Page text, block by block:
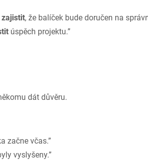
zajistit, že balíček bude doručen na
úspěch projektu.”
dát důvěru.
začne včas.”
vyslyšeny.”